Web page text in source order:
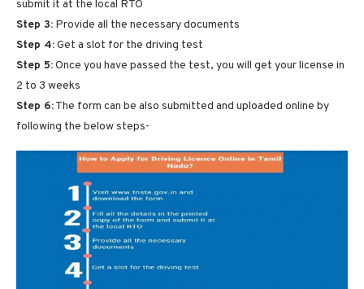
submit it at the local RTO
Step 3: Provide all the necessary documents
Step 4:Get a slot for the driving test
Step 5:Once you have passed the test, you will get your license in
2 to 3 weeks
Step 6:The form can be also submitted and uploaded online by
following the below steps-